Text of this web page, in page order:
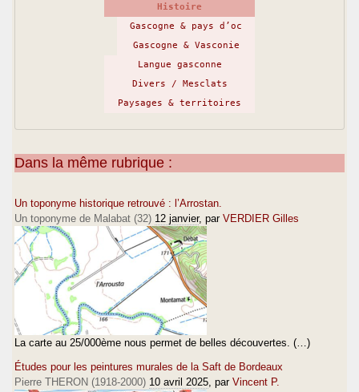
Histoire
Gascogne & pays d’oc
Gascogne & Vasconie
Langue gasconne
Divers / Mesclats
Paysages & territoires
Dans la même rubrique :
Un toponyme historique retrouvé : l’Arrostan.
Un toponyme de Malabat (32) 12 janvier, par VERDIER Gilles
La carte au 25/000ème nous permet de belles découvertes. (…)
Études pour les peintures murales de la Saft de Bordeaux
Pierre THERON (1918-2000) 10 avril 2025 , par Vincent P.